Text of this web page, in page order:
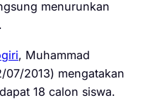
menurunkan
, Muhammad
07/2013) mengatakan
18 calon siswa.